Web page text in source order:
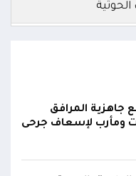
الحوثية
بالدور السعودي في
المائية وتعزيز
باتفاقية مكة للدفاع
السعودية وتركيا
والتعاون
جاهزية المرافق
ومأرب لإسعاف جرحى